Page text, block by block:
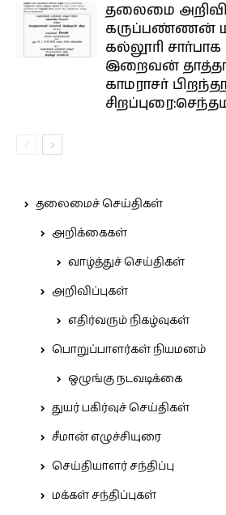
தலைமை
கருப்பண்ணன்
கல்லூரி
இறைவன்
காமராசர்
தலைமைச் செய்திகள்
அறிக்கைகள்
வாழ்த்துச் செய்திகள்
அறிவிப்புகள்
எதிர்வரும் நிகழ்வுகள்
பொறுப்பாளர்கள் நியமனம்
ஒழுங்கு நடவடிக்கை
துயர் பகிர்வுச் செய்திகள்
சீமான் எழுச்சியுரை
செய்தியாளர் சந்திப்பு
மக்கள் சந்திப்புகள்